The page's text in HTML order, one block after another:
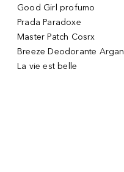
Good Girl profumo
Prada Paradoxe
Master Patch Cosrx
Breeze Deodorante Argan
La vie est belle